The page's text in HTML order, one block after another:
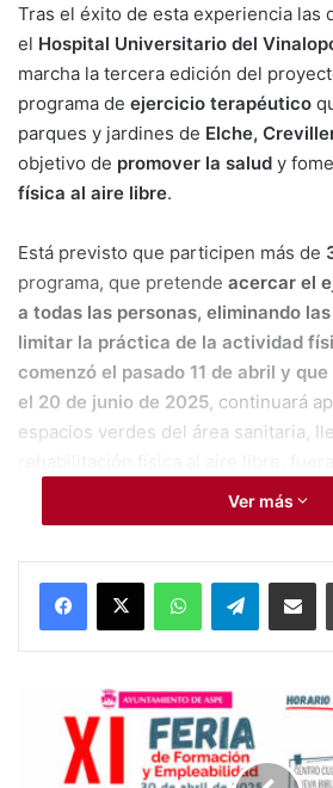
Tras el éxito de esta experiencia las
el Hospital Universitario del
marcha la tercera edición del
programa de ejercicio terapéutico
parques y jardines de Elche,
objetivo de promover la salud y
física al aire libre.
Está previsto que participen más de
programa, que pretende acercar el
a todas las personas, eliminando
limitar la práctica de la actividad
comenzó el pasado 11 de abril y
el 20 de junio de 2025, continuará
espacios verdes del área sanitaria,
Las sesiones son dirigidas por
quienes adaptan las actividades a
participante. Cada sesión consta de
positivamente en nuestro bienestar.
ejercicios de movilidad,
juegos que dan paso a bloques de
Ver más
WhatsAppTelegram